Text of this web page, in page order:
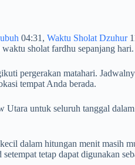
04:31, Waktu Sholat Dzuhur
sholat fardhu sepanjang hari.
pergerakan matahari.
tempat Anda berada.
untuk seluruh tanggal
dalam hitungan menit masih
tetap dapat digunakan